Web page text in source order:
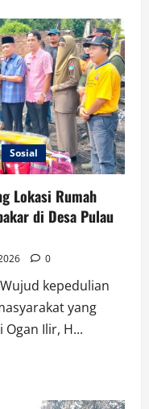
Sosial
Lokasi Rumah
di Desa Pulau
0
Wujud kepedulian
yang
Ilir, H...